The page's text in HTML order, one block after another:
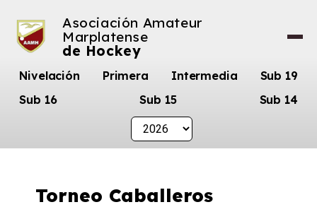
Asociación Amateur
Marplatense
de Hockey
Nivelación Primera Intermedia
Sub 19
Sub 16
Sub 15 Sub 14
Torneo Caballeros